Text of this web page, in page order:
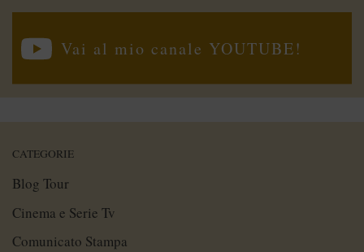
Vai al mio canale YOUTUBE!
CATEGORIE
Blog Tour
Cinema e Serie Tv
Comunicato Stampa